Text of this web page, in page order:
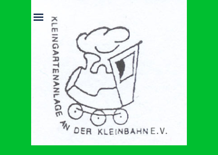
Menü überspringen